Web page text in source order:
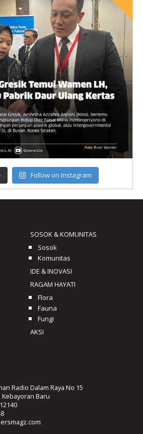
Follow on Instagram
SOSOK & KOMUNITAS
Sosok
Komunitas
IDE & INOVASI
RAGAM HAYATI
Flora
Fauna
Fungi
AKSI
Radio Dalam Raya No 15
Baru